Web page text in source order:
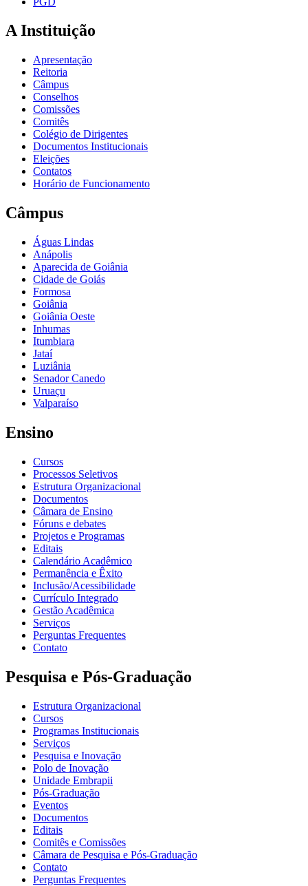
A Instituição
Apresentação
Reitoria
Câmpus
Conselhos
Comissões
Comitês
Colégio de Dirigentes
Documentos Institucionais
Eleições
Contatos
Horário de Funcionamento
Câmpus
Águas Lindas
Anápolis
Aparecida de Goiânia
Cidade de Goiás
Formosa
Goiânia
Goiânia Oeste
Inhumas
Itumbiara
Jataí
Luziânia
Senador Canedo
Uruaçu
Valparaíso
Ensino
Cursos
Processos Seletivos
Estrutura Organizacional
Documentos
Câmara de Ensino
Fóruns e debates
Projetos e Programas
Editais
Calendário Acadêmico
Permanência e Êxito
Inclusão/Acessibilidade
Currículo Integrado
Gestão Acadêmica
Serviços
Perguntas Frequentes
Contato
Pesquisa e Pós-Graduação
Estrutura Organizacional
Cursos
Programas Institucionais
Serviços
Pesquisa e Inovação
Polo de Inovação
Unidade Embrapii
Pós-Graduação
Eventos
Documentos
Editais
Comitês e Comissões
Câmara de Pesquisa e Pós-Graduação
Contato
Perguntas Frequentes